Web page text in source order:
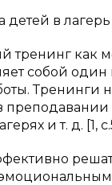
в
тренинг как
собой
и т. д. [1,